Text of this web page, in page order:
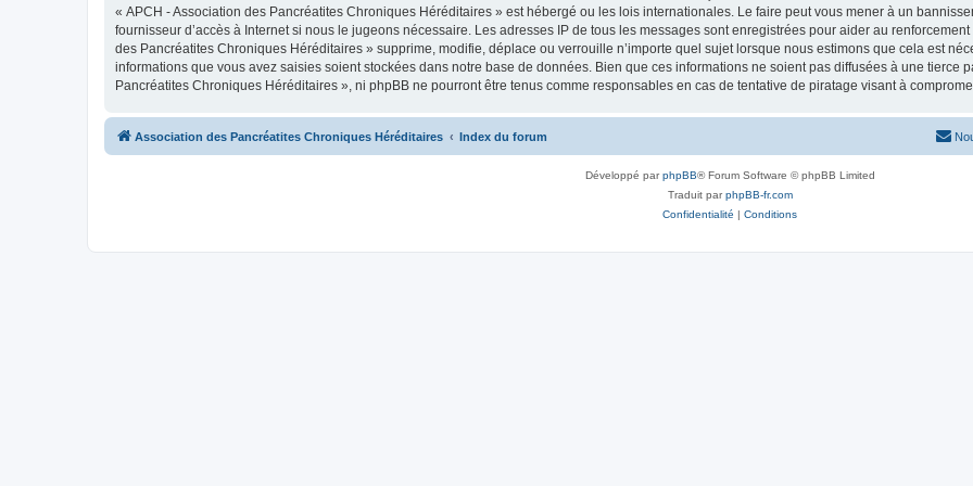
« APCH - Association des Pancréatites Chroniques Héréditaires » est hébergé ou les lois internationales. Le faire peut vous mener à un
fournisseur d’accès à Internet si nous le jugeons nécessaire. Les adresses IP de tous les messages sont enregistrées pour aider au
des Pancréatites Chroniques Héréditaires » supprime, modifie, déplace ou verrouille n’importe quel sujet lorsque nous estimons que cela est
informations que vous avez saisies soient stockées dans notre base de données. Bien que ces informations ne soient pas diffusées à une tierce
Pancréatites Chroniques Héréditaires », ni phpBB ne pourront être tenus comme responsables en cas de tentative de piratage visant à
Association des Pancréatites Chroniques Héréditaires Index du forum
Développé parphpBB® Forum Software © phpBB Limited
Traduit parphpBB-fr.com
Confidentialité | Conditions